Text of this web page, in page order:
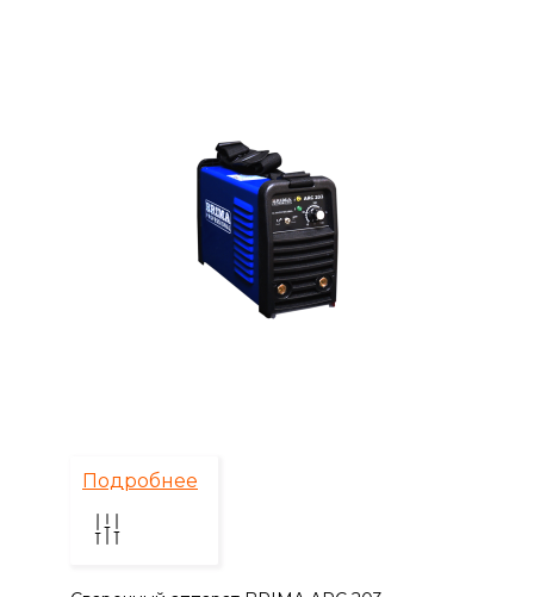
Подробнее